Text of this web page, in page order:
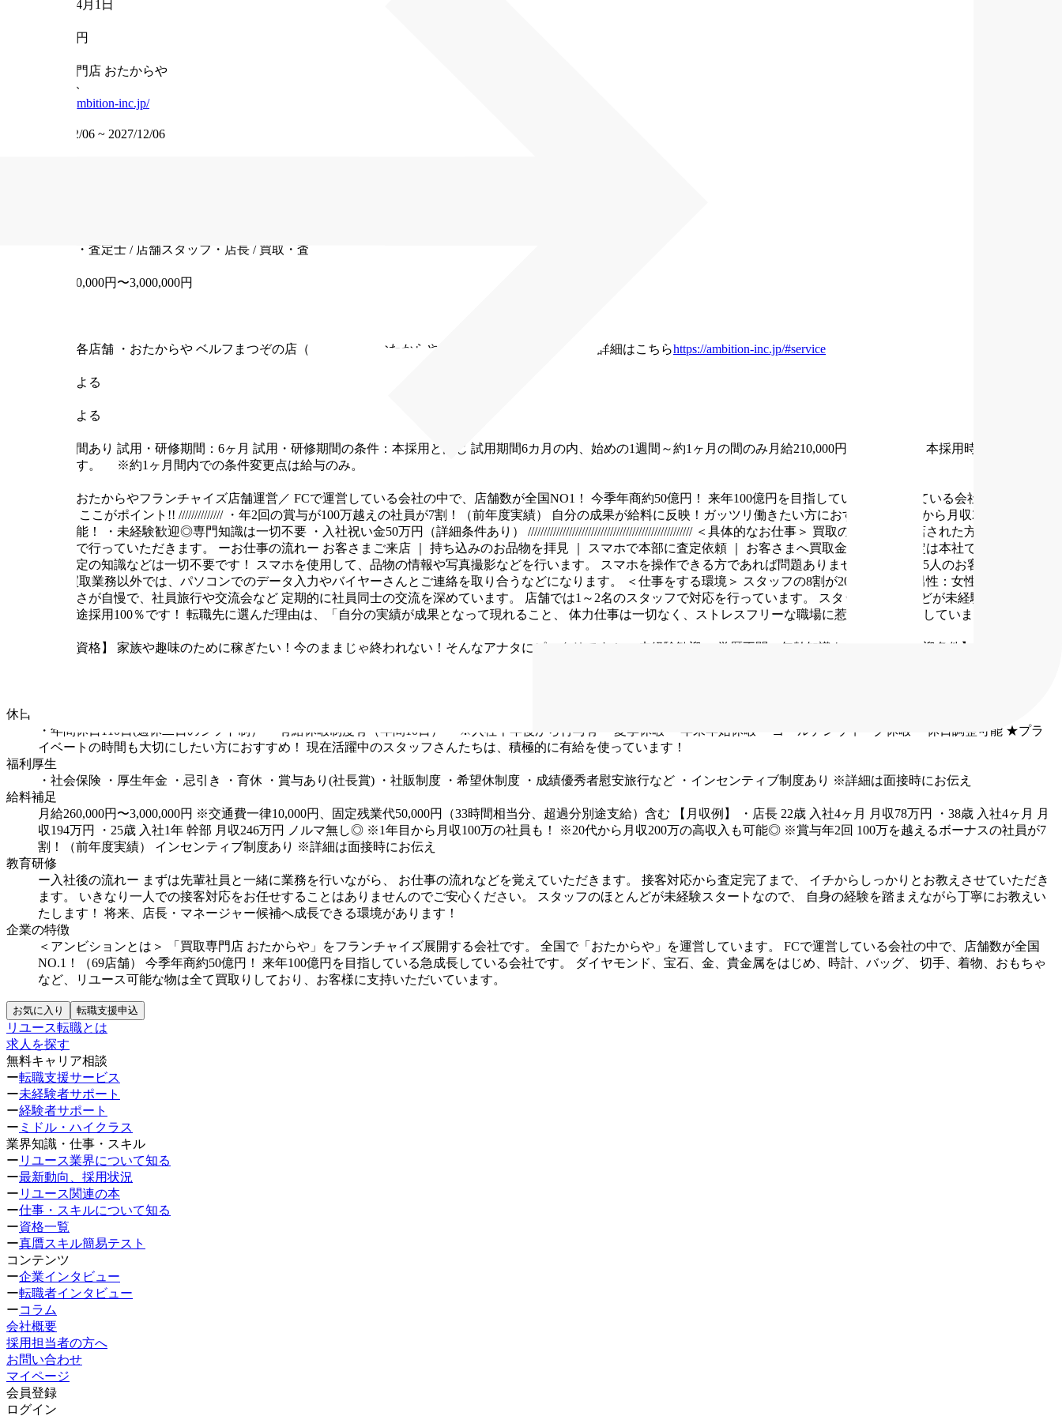
2020年4月1日
5000万円
買取専門店 おたからや
ウェブサイト
https://ambition-inc.jp/
2025/12/06 ~ 2027/12/06
鑑定士・査定士 / 店舗スタッフ・店長 / 買取・査定
月給260,000円〜3,000,000円
岩手の各店舗
・おたからや ベルフまつぞの店（盛岡市） ・おたからや ベルフ仙北店（盛岡市） ▶詳細はこちらhttps://ambition-inc.jp/#service
店舗による
店舗による
試用期間あり 試用・研修期間：6ヶ月 試用・研修期間の条件：本採用と同じ 試用期間6カ月の内、始めの1週間～約1ヶ月の間のみ月給210,000円～
その後、本採用時と同じ給与と
なります。
※約1ヶ月間内での条件変更点は給与のみ。
＼全国おたからやフランチャイズ店舗運営／ FCで運営している会社の中で、店舗数が全国NO1！ 今季年商約50億円！
来年100億円を目指している急成長している会社です。
//////////// ここがポイント!! //////////////
・年2回の賞与が100万越えの社員が7割！（前年度実績） 自分の成果が給料に反映！ガッツリ働きたい方におすすめ
・20代から月収200万円の高収
入も可能！
・未経験歓迎◎専門知識は一切不要 ・入社祝い金50万円（詳細条件あり） //////////////////////////////////////////////////// ＜具体的なお仕事＞ 買取の査定でご来店された方の接客対応を
メインで行っていただきます。
ーお仕事の流れー お客さまご来店 持ち込みのお品物を拝見 スマホで本部に査定依頼 お客さまへ買取金額を提示
査定は本社で行うので、品
物や査定の知識などは一切不要です！
スマホを使用して、品物の情報や写真撮影などを行います。 スマホを操作できる方であれば問題ありません！
1日約4.5人のお客様を接客しま
買取業務以外では、パソコンでのデータ入力やバイヤーさんとご連絡を取り合うなどになります。 ＜仕事をする環境＞ スタッフの8割が20代～30代、男性：女性＝6：4です。
仲の良さが自慢で、社員旅行や交流会など 定期的に社員同士の交流を深めています。 店舗では1～2名のスタッフで対応を行っています。
スタッフのほとんどが未経験スタート
で、中途採用100％です！
転職先に選んだ理由は、「自分の実績が成果となって現れること、
体力仕事は一切なく、ストレスフリーな職場に惹かれた」と話していました。
【応募資格】
家族や趣味のために稼ぎたい！今のままじゃ終われない！そんなアナタにピッタリです！ ・未経験歓迎 ・学歴不問・年齢知識も一切不問 【歓迎条件】
休日・休暇
・年間休日110日(週休二日のシフト制）
・有給休暇制度有（年間10日） ※入社半年後から付与有 ・夏季休暇 ・年末年始休暇 ・ゴールデンウィーク休暇 ・休日調整可能 ★プラ
イベートの時間も大切にしたい方におすすめ！
現在活躍中のスタッフさんたちは、積極的に有給を使っています！
福利厚生
・社会保険
・厚生年金 ・忌引き ・育休 ・賞与あり(社長賞) ・社販制度 ・希望休制度 ・成績優秀者慰安旅行など ・インセンティブ制度あり ※詳細は面接時にお伝え
給料補足
月給260,000円〜3,000,000円 ※交通費一律10,000円、固定残業代50,000円（33時間相当分、超過分別途支給）含む
【月収例】 ・店長 22歳 入社4ヶ月 月収78万円
・38歳 入社4ヶ月 月
収194万円
・25歳 入社1年 幹部 月収246万円 ノルマ無し◎ ※1年目から月収100万の社員も！ ※20代から月収200万の高収入も可能◎ ※賞与年2回 100万を越えるボーナスの社員が7
割！（前年度実績）
インセンティブ制度あり ※詳細は面接時にお伝え
教育研修
ー入社後の流れー まずは先輩社員と一緒に業務を行いながら、 お仕事の流れなどを覚えていただきます。 接客対応から査定完了まで、
イチからしっかりとお教えさせていただき
ます。
いきなり一人での接客対応をお任せすることはありませんのでご安心ください。 スタッフのほとんどが未経験スタートなので、
自身の経験を踏まえながら丁寧にお教えい
たします！
将来、店長・マネージャー候補へ成長できる環境があります！
企業の特徴
＜アンビションとは＞
「買取専門店 おたからや」をフランチャイズ展開する会社です。 全国で「おたからや」を運営しています。
FCで運営している会社の中で、店舗数が全国
NO.1！（69店舗）
今季年商約50億円！ 来年100億円を目指している急成長している会社です。 ダイヤモンド、宝石、金、貴金属をはじめ、時計、バッグ、
切手、着物、おもちゃ
など、リユース可能な物は全て買取りしており、お客様に支持いただいています。
お気に入り 転職支援申込
リユース転職とは
求人を探す
無料キャリア相談
ー転職支援サービス
ー未経験者サポート
ー経験者サポート
ー ミドル・ハイクラス
業界知識・仕事・スキル
ー リユース業界について知る
ー最新動向、採用状況
ー リユース関連の本
ー仕事・スキルについて知る
ー資格一覧
ー真贋スキル簡易テスト
コンテンツ
ー企業インタビュー
ー転職者インタビュー
ーコラム
会社概要
採用担当者の方へ
お問い合わせ
マイページ
会員登録
ログイン